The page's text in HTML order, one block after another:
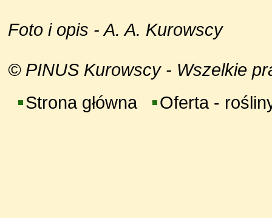
Foto i opis - A. A. Kurowscy
© PINUS Kurowscy - Wszelkie
Strona główna
Oferta -